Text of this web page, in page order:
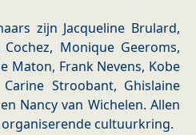
zijn Jacqueline Brulard,
Monique Geeroms,
Maton, Frank Nevens, Kobe
Stroobant, Ghislaine
Nancy van Wichelen. Allen
cultuurkring.